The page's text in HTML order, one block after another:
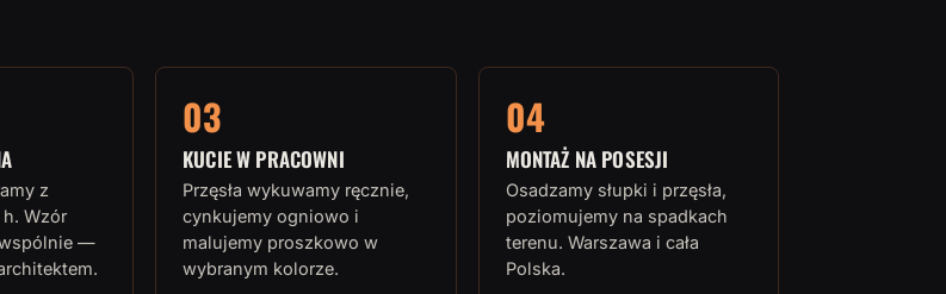
z
Wzór
—
03
KUCIE W PRACOWNI
Przęsła wykuwamy ręcznie,
cynkujemy ogniowo i
malujemy proszkowo w
wybranym kolorze.
04
MONTAŻ NA POSESJI
Osadzamy słupki i przęsła,
poziomujemy na spadkach
terenu. Warszawa i cała
Polska.